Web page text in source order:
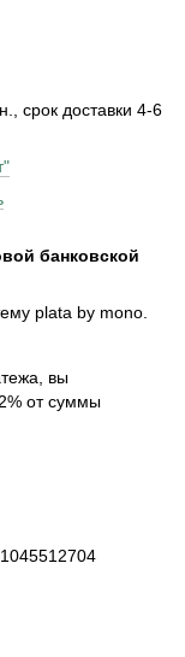
срок доставки 4-6
банковской
plata by mono.
вы
от суммы